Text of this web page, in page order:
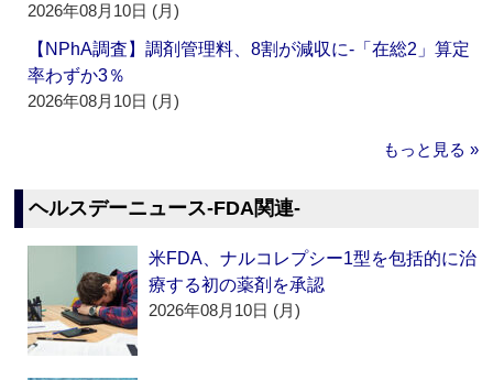
2026年08月10日 (月)
【NPhA調査】調剤管理料、8割が減収に‐「在総2」算定
率わずか3％
2026年08月10日 (月)
もっと見る »
ヘルスデーニュース‐FDA関連‐
米FDA、ナルコレプシー1型を包括的に治
療する初の薬剤を承認
2026年08月10日 (月)